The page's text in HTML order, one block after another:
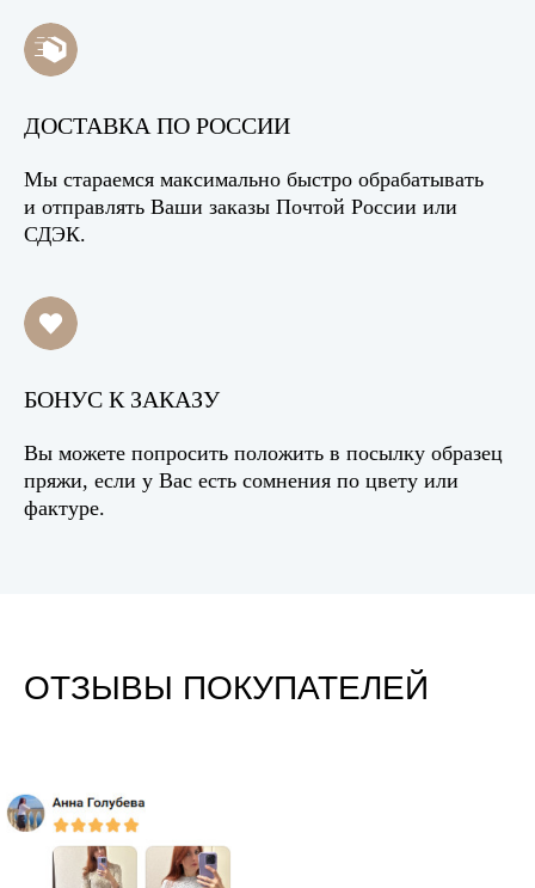
ДОСТАВКА ПО РОССИИ
Мы стараемся максимально быстро обрабатывать
и отправлять Ваши заказы Почтой России или
СДЭК.
БОНУС К ЗАКАЗУ
Вы можете попросить положить в посылку образец
пряжи, если у Вас есть сомнения по цвету или
фактуре.
ОТЗЫВЫ ПОКУПАТЕЛЕЙ